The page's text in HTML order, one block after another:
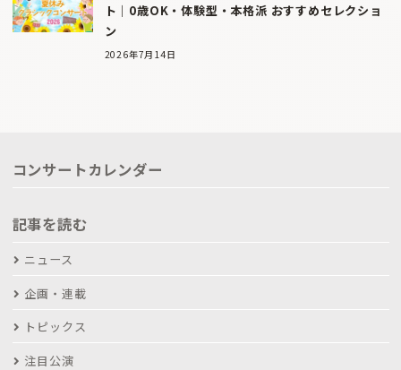
ト｜0歳OK・体験型・本格派 おすすめセレクショ
ン
2026年7月14日
コンサートカレンダー
記事を読む
ニュース
企画・連載
トピックス
注目公演